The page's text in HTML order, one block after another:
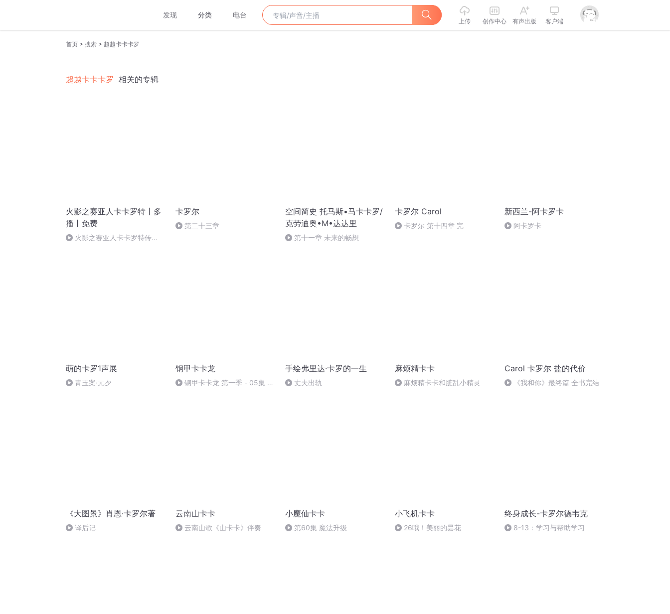
发现 分类 电台
上传 创作中心 有声出版 客户端
首页 > 搜索 > 超越卡卡卡罗
超越卡卡卡罗 相关的专辑
火影之赛亚人卡卡罗特丨多
播丨免费
火影之赛亚人卡卡罗特传
卡罗尔
第二十三章
空间简史 托马斯•马卡卡罗/
克劳迪奥•M•达达里
第十一章 未来的畅想
卡罗尔 Carol
卡罗尔 第十四章 完
新西兰-阿卡罗卡
阿卡罗卡
萌的卡罗1声展
青玉案·元夕
钢甲卡卡龙
钢甲卡卡龙 第一季 - 05集 博
手绘弗里达·卡罗的一生
丈夫出轨
麻烦精卡卡
麻烦精卡卡和脏乱小精灵
Carol 卡罗尔 盐的代价
《我和你》最终篇 全书完结
《大图景》肖恩·卡罗尔著
译后记
云南山卡卡
云南山歌《山卡卡》伴奏
小魔仙卡卡
第60集 魔法升级
小飞机卡卡
26哦！美丽的昙花
终身成长-卡罗尔德韦克
8-13：学习与帮助学习